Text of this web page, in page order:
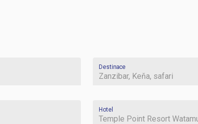
Destinace
Zanzibar, Keňa, safari
Hotel
Temple Point Resort